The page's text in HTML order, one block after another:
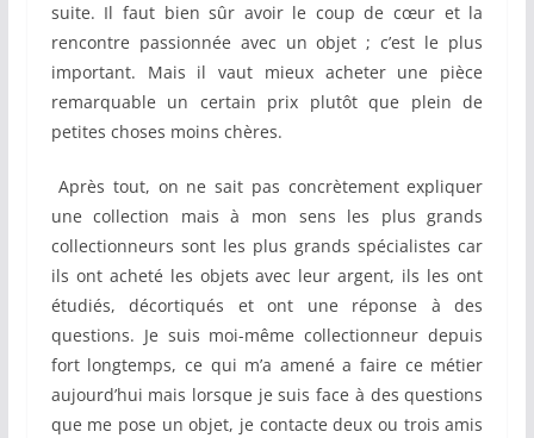
suite. Il faut bien sûr avoir le coup de cœur et la
rencontre passionnée avec un objet ; c’est le plus
important. Mais il vaut mieux acheter une pièce
remarquable un certain prix plutôt que plein de
petites choses moins chères.
Après tout, on ne sait pas concrètement expliquer
une collection mais à mon sens les plus grands
collectionneurs sont les plus grands spécialistes car
ils ont acheté les objets avec leur argent, ils les ont
étudiés, décortiqués et ont une réponse à des
questions. Je suis moi-même collectionneur depuis
fort longtemps, ce qui m’a amené a faire ce métier
aujourd’hui mais lorsque je suis face à des questions
que me pose un objet, je contacte deux ou trois amis